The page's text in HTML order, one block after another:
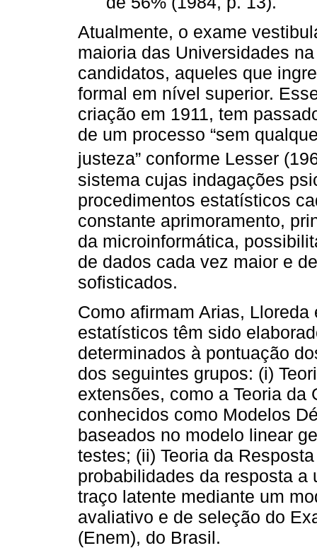
Atualmente, o exame
maioria das Universidades
candidatos, aqueles que
formal em nível superior.
criação em 1911, tem
de um processo “sem
justeza” conforme Lesser
sistema cujas indagações
procedimentos estatísticos
constante aprimoramento,
da microinformática,
de dados cada vez maior e
sofisticados.
Como afirmam Arias,
estatísticos têm sido
determinados à pontuação
dos seguintes grupos: (i)
extensões, como a Teoria da
conhecidos como Modelos
baseados no modelo linear
testes; (ii) Teoria da
probabilidades da resposta
traço latente mediante um
avaliativo e de seleção do
(Enem), do Brasil.